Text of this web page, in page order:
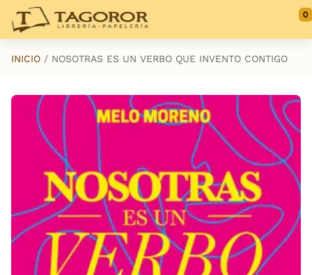
Saltar al contenido principal
0
INICIO NOSOTRAS ES UN VERBO QUE INVENTO CONTIGO